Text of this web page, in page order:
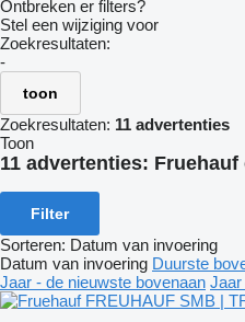
Ontbreken er filters?
Stel een wijziging voor
Zoekresultaten:
-
toon
Zoekresultaten: 11 advertenties
Toon
11 advertenties: Fruehauf
Filter
Sorteren: Datum van invoering
Datum van invoering Duurste
Jaar - de nieuwste bovenaan Jaar